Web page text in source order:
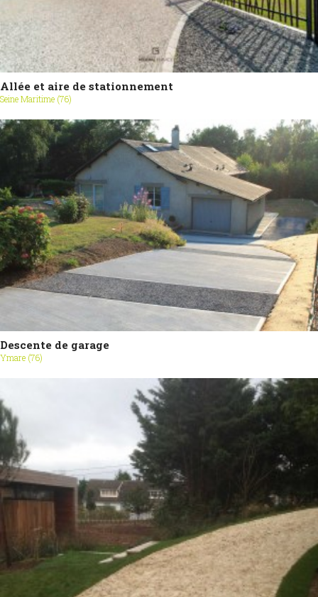
Allée et aire de stationnement
Seine Maritime (76)
Descente de garage
Ymare (76)